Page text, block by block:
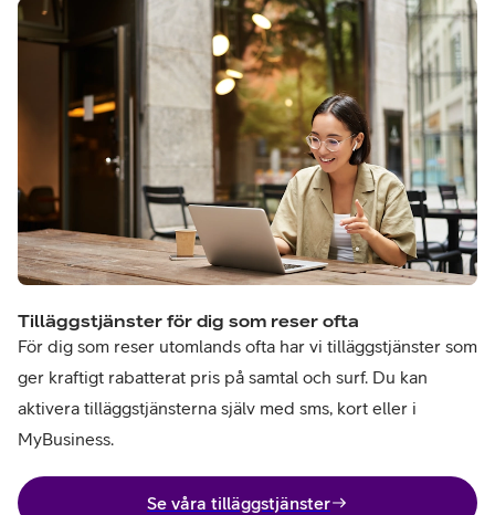
Tilläggstjänster för dig som reser ofta
För dig som reser utomlands ofta har vi tilläggstjänster som
ger kraftigt rabatterat pris på samtal och surf. Du kan
aktivera tilläggstjänsterna själv med sms, kort eller i
MyBusiness.
Se våra tilläggstjänster